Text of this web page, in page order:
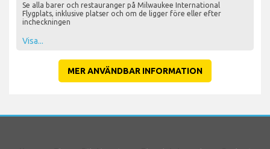
Se alla barer och restauranger på Milwaukee International
Flygplats, inklusive platser och om de ligger före eller efter
incheckningen
Visa...
MER ANVÄNDBAR INFORMATION